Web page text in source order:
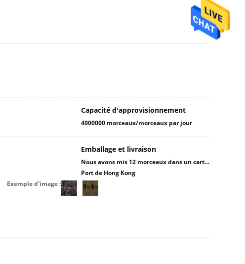
Capacité d'approvisionnement
4000000 morceaux/morceaux par jour
Emballage et livraison
Nous avons mis 12 morceaux dans un carton.
Port de Hong Kong
Exemple d'image :